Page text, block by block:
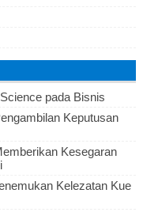
pada Bisnis
Keputusan
Kesegaran
Kelezatan Kue